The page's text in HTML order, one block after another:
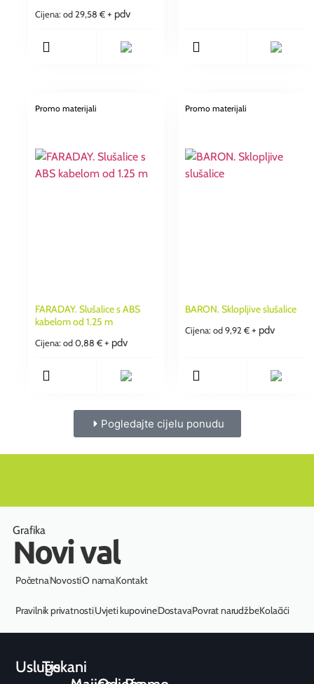
Cijena: od 29,58 € + pdv
Promo materijali
FARADAY. Slušalice s ABS
kabelom od 1.25 m
Cijena: od 0,88 € + pdv
Promo materijali
BARON. Sklopljive slušalice
Cijena: od 9,92 € + pdv
Pogledajte cijelu ponudu
Grafika
Novi val
PočetnaNovostiO namaKontakt
Pravilnik privatnostiUvjeti kupovineDostavaPovrat narudžbeKolačići
UslugeTiskani